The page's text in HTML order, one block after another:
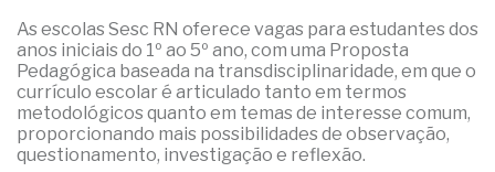
As escolas Sesc RN oferece vagas para estudantes dos
anos iniciais do 1º ao 5º ano, com uma Proposta
Pedagógica baseada na transdisciplinaridade, em que o
currículo escolar é articulado tanto em termos
metodológicos quanto em temas de interesse comum,
proporcionando mais possibilidades de observação,
questionamento, investigação e reflexão.